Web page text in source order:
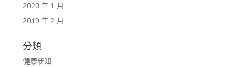
2020 年 1 月
2019 年 2 月
分類
健康新知